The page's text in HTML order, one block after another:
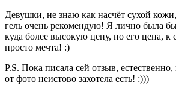
Девушки, не знаю как насчёт сухой
гель очень рекомендую! Я лично была
куда более высокую цену, но его цена, к
просто мечта! :)
P.S. Пока писала сей отзыв,
от фото неистово захотела есть! :)))